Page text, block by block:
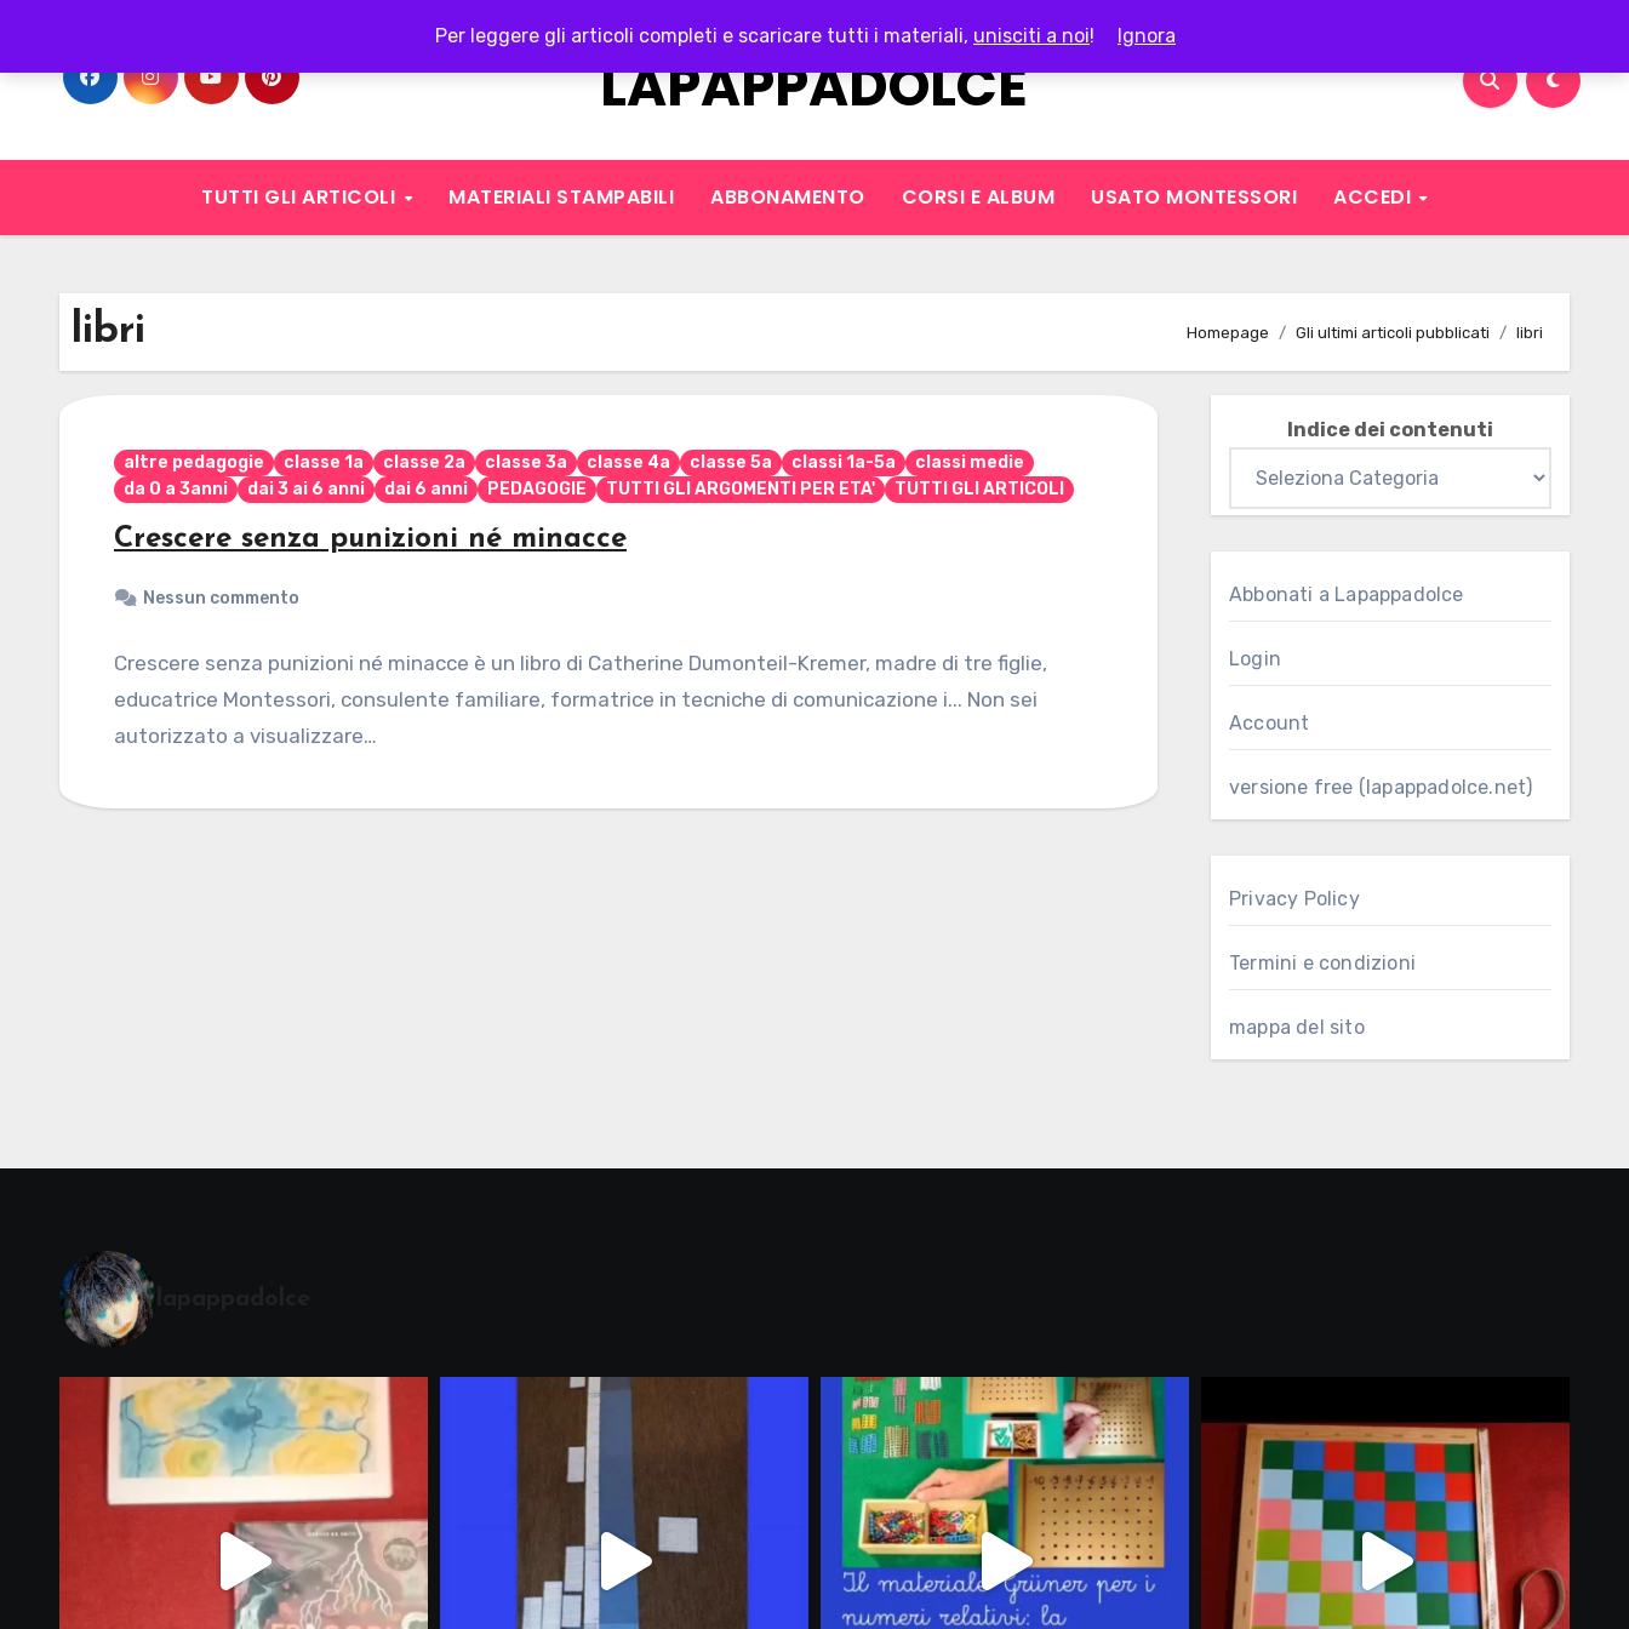
Per leggere gli articoli completi e scaricare tutti i materiali, unisciti a noi! Ignora
content
LAPAPPADOLCE
TUTTI GLI ARTICOLI MATERIALI STAMPABILI ABBONAMENTO CORSI E ALBUM USATO MONTESSORI ACCEDI
libri Homepage Gli ultimi articoli pubblicati libri
altre pedagogie classe 1a classe 2a classe 3a classe 4a classe 5a classi 1a-5a
classi medie
da 0 a 3anni
dai 3 ai 6 anni dai 6 anni PEDAGOGIE TUTTI GLI ARGOMENTI PER ETA' TUTTI GLI ARTICOLI
Crescere senza punizioni né minacce
Nessun commento
Crescere senza punizioni né minacce è un libro di Catherine Dumonteil-Kremer, madre di tre figlie,
educatrice Montessori, consulente familiare, formatrice in tecniche di comunicazione i... Non sei
autorizzato a visualizzare…
Indice dei contenuti
Abbonati a Lapappadolce
Login
Account
versione free (lapappadolce.net)
Privacy Policy
Termini e condizioni
mappa del sito